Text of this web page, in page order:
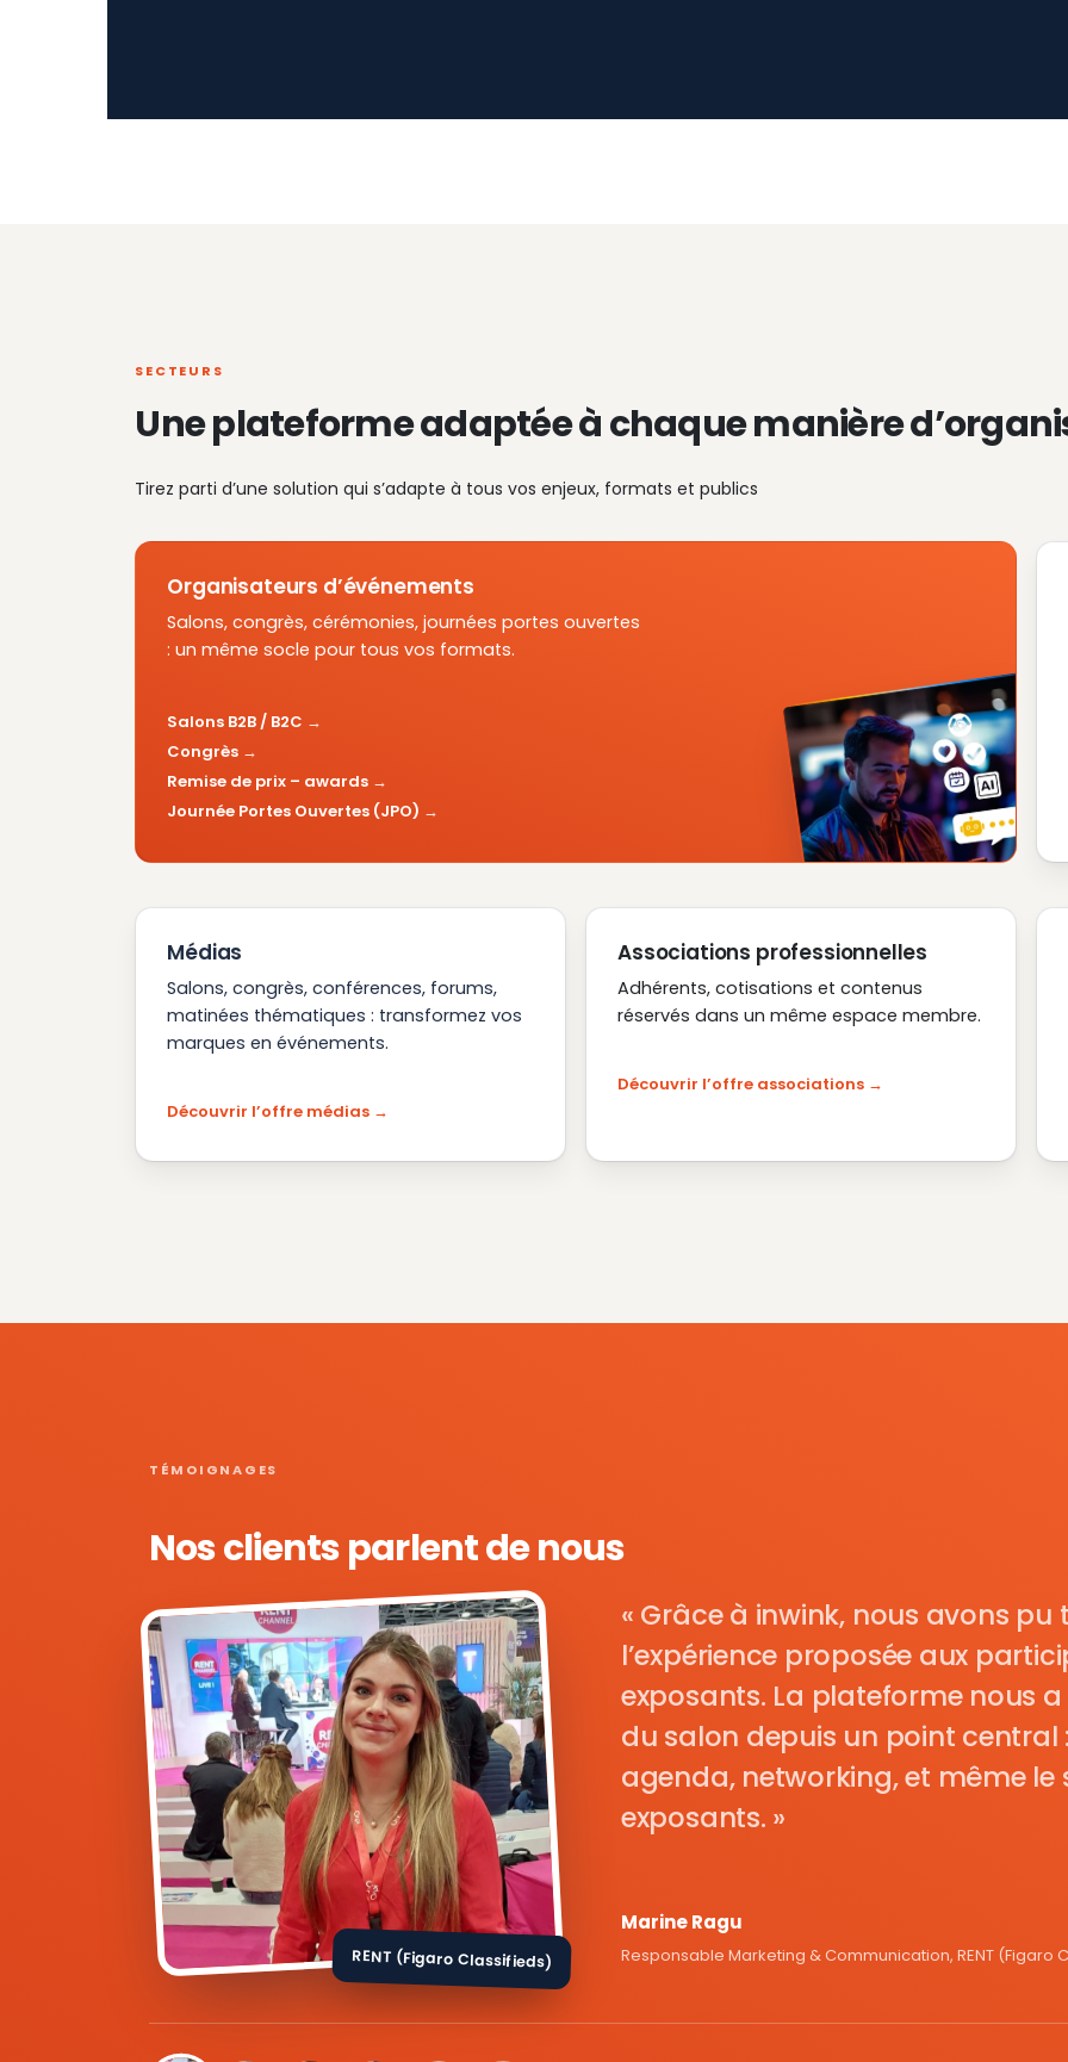
SECTEURS
Une plateforme adaptée à chaque manière
Tirez parti d’une solution qui s’adapte à tous vos enjeux, formats et publics
Organisateurs d’événements
Salons, congrès, cérémonies, journées portes ouvertes
: un même socle pour tous vos formats.
Salons B2B / B2C
Congrès
Remise de prix – awards
Journée Portes Ouvertes (JPO)
Médias
Salons, congrès, conférences, forums,
matinées thématiques : transformez vos
marques en événements.
Découvrir l’offre médias
Associations professionnelles
Adhérents, cotisations et contenus
réservés dans un même espace membre.
Découvrir l’offre associations
TÉMOIGNAGES
Nos clients parlent de nous
RENT (Figaro Classifieds)
Grâce à inwink, nous avons
l’expérience proposée aux
exposants. La plateforme nous
du salon depuis un point central
agenda, networking, et même le
exposants.
Marine Ragu
Responsable Marketing & Communication, RENT (Figaro